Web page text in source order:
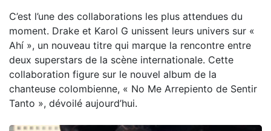
C’est l’une des collaborations les plus attendues du
moment. Drake et Karol G unissent leurs univers sur «
Ahí », un nouveau titre qui marque la rencontre entre
deux superstars de la scène internationale. Cette
collaboration figure sur le nouvel album de la
chanteuse colombienne, « No Me Arrepiento de Sentir
Tanto », dévoilé aujourd’hui.